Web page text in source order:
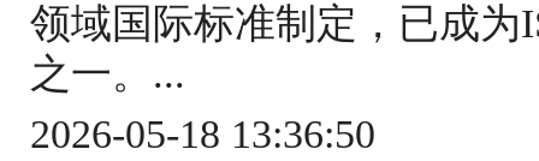
领域国际标准制定，已成为
之一。...
2026-05-18 13:36:50